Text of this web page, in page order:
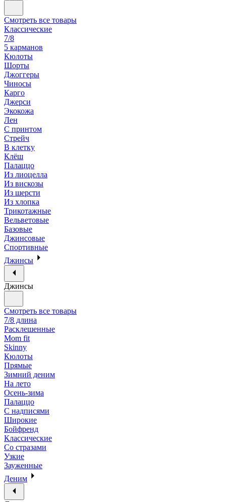
Смотреть все товары
Классические
7/8
5 карманов
Кюлоты
Шорты
Джоггеры
Чиносы
Карго
Джерси
Экокожа
Лен
С принтом
Стрейч
В клетку
Клёш
Палаццо
Из лиоцелла
Из вискозы
Из шерсти
Из хлопка
Трикотажные
Вельветовые
Базовые
Джинсовые
Спортивные
Джинсы
Джинсы
Смотреть все товары
7/8 длина
Расклешенные
Mom fit
Skinny
Кюлоты
Прямые
Зимний деним
На лето
Осень-зима
Палаццо
С надписями
Широкие
Бойфренд
Классические
Со стразами
Узкие
Зауженные
Деним